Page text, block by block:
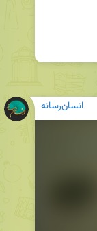
انسان‌رسانه